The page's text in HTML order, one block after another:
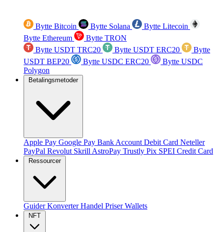
Bytte Bitcoin Bytte Solana
Bytte Litecoin
Bytte Ethereum
Bytte TRON
Bytte USDT TRC20
Bytte USDT ERC20
Bytte
USDT BEP20
Bytte USDC ERC20
Bytte USDC
Polygon
Betalingsmetoder
Apple Pay Google Pay Bank Account Debit Card Neteller
PayPal Revolut Skrill AstroPay Trustly Pix SPEI Credit Card
Ressourcer
GuiderKonverterHandel PriserWallets
NFT